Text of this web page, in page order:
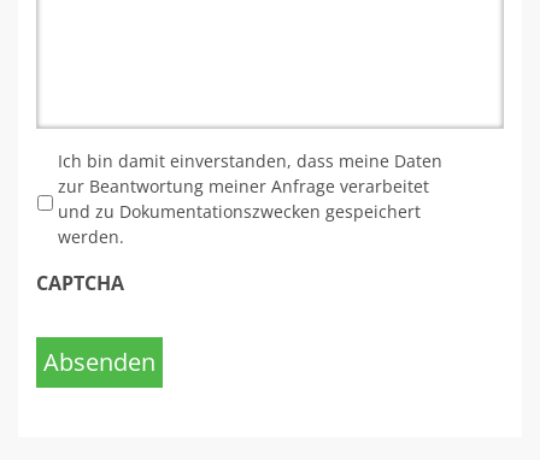
Ich bin damit einverstanden, dass meine Daten
zur Beantwortung meiner Anfrage verarbeitet
und zu Dokumentationszwecken gespeichert
werden.
CAPTCHA
Absenden